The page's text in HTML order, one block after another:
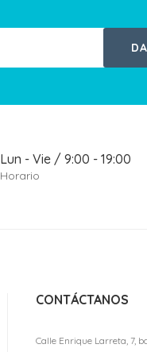
Lun - Vie / 9:00 - 19:00
Horario
CONTÁCTANOS
Calle Enrique Larreta, 7,